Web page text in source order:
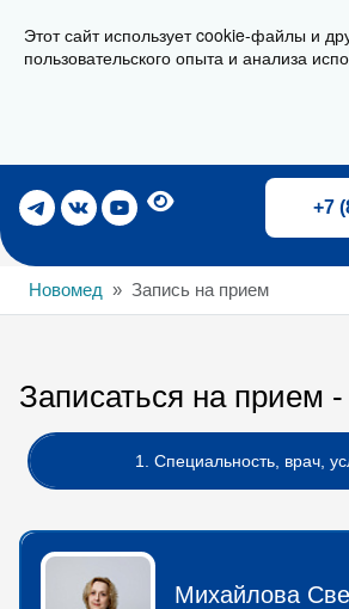
Этот сайт использует cookie-файлы и
пользовательского опыта и анализа
г. Новороссийск, ул. Свердлова 36А
+7
Новомед Запись на прием
Записаться на прием
1. Специальность, врач,
Михайлова